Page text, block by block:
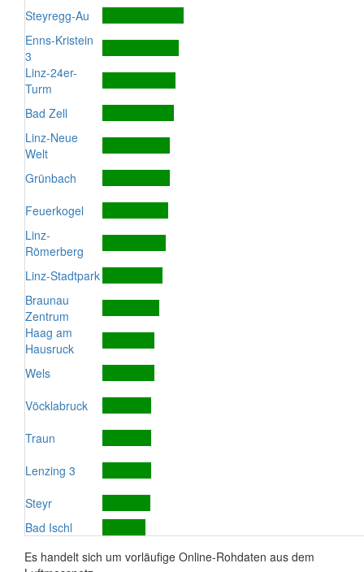
Steyregg-Au
Enns-Kristein
3
Linz-24er-
Turm
Bad Zell
Linz-Neue
Welt
Grünbach
Feuerkogel
Linz-
Römerberg
Linz-Stadtpark
Braunau
Zentrum
Haag am
Hausruck
Wels
Vöcklabruck
Traun
Lenzing 3
Steyr
Bad Ischl
Es handelt sich um vorläufige Online-Rohdaten aus dem